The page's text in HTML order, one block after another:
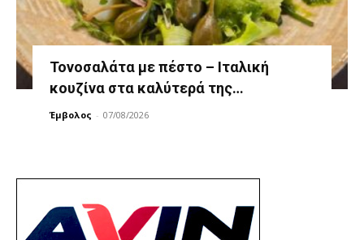
Τονοσαλάτα με πέστο – Ιταλική
κουζίνα στα καλύτερά της…
Έμβολος - 07/08/2026